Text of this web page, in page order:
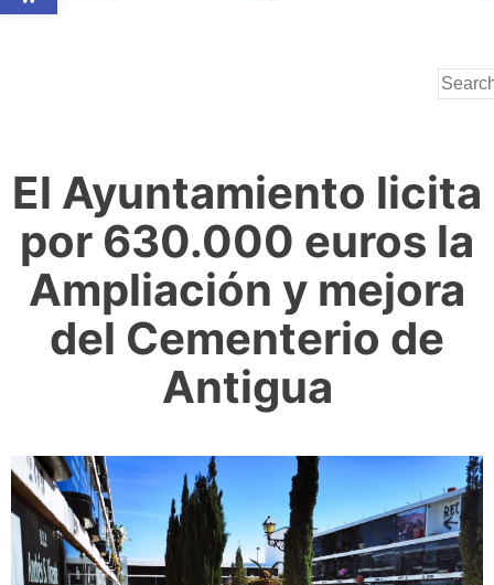
El Ayuntamiento licita
por 630.000 euros la
Ampliación y mejora
del Cementerio de
Antigua